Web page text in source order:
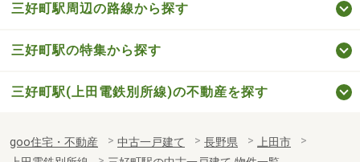
三好町駅周辺の路線から探す
三好町駅の特集から探す
三好町駅(上田電鉄別所線)の不動産を探す
goo住宅・不動産 中古一戸建て 長野県
上田市